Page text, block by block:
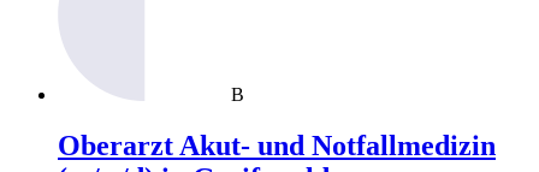
B
Oberarzt Akut- und Notfallmedizin